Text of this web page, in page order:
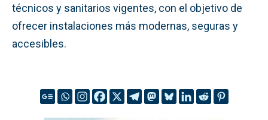
técnicos y sanitarios vigentes, con el objetivo de
ofrecer instalaciones más modernas, seguras y
accesibles.